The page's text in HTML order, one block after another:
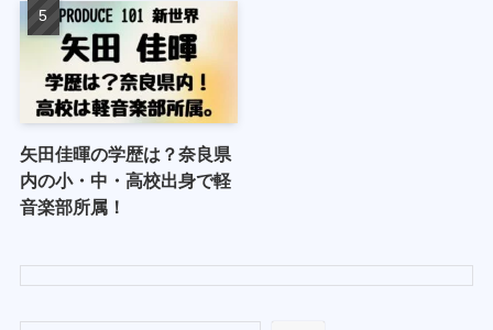
矢田佳暉の学歴は？奈良県
内の小・中・高校出身で軽
音楽部所属！